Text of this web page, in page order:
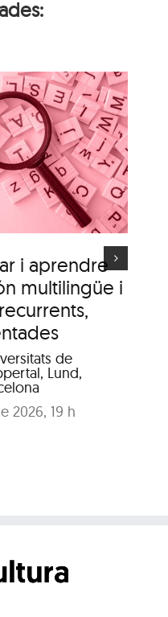
i aprendre
multilingüe i
de
Lund,
2026, 19 h
“El
de la ciutat